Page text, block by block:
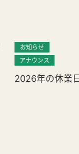
お知らせ
アナウンス
2026年の休業